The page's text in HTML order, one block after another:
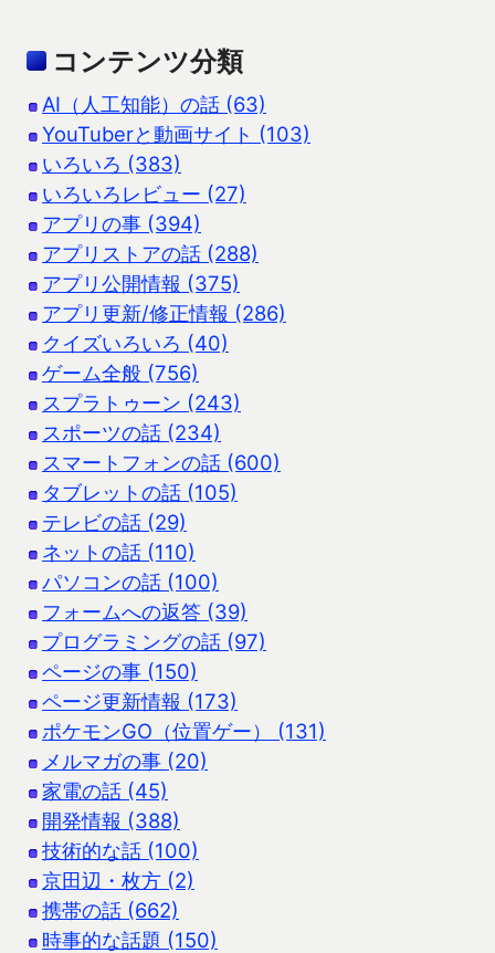
コンテンツ分類
AI（人工知能）の話 (63)
YouTuberと動画サイト (103)
いろいろ (383)
いろいろレビュー (27)
アプリの事 (394)
アプリストアの話 (288)
アプリ公開情報 (375)
アプリ更新/修正情報 (286)
クイズいろいろ (40)
ゲーム全般 (756)
スプラトゥーン (243)
スポーツの話 (234)
スマートフォンの話 (600)
タブレットの話 (105)
テレビの話 (29)
ネットの話 (110)
パソコンの話 (100)
フォームへの返答 (39)
プログラミングの話 (97)
ページの事 (150)
ページ更新情報 (173)
ポケモンGO（位置ゲー） (131)
メルマガの事 (20)
家電の話 (45)
開発情報 (388)
技術的な話 (100)
京田辺・枚方 (2)
携帯の話 (662)
時事的な話題 (150)